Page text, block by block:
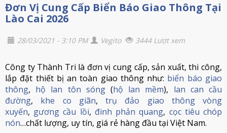
Đơn Vị Cung Cấp Biển Báo Giao Thông Tại
Lào Cai 2026
28/03/2021 - 3:10 PM Vegito 3444 Lượt xem
Công ty Thành Tri là đơn vị cung cấp, sản xuất, thi công,
lắp đặt thiết bị an toàn giao thông như: biển báo giao
thông, hộ lan tôn sóng(hộ lan mềm), lan can cầu
đường, khe co giãn, trụ đảo giao thông vòng
xuyến, gương cầu lồi, đinh phản quang, cọc tiêu chóp
nón…chất lượng, uy tín, giá rẻ hàng đầu tại Việt Nam.